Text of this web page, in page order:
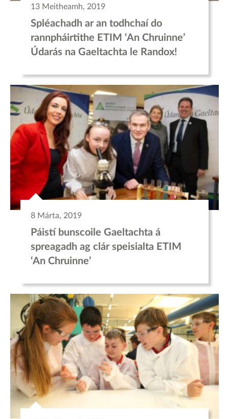
13 Meitheamh, 2019
Spléachadh ar an todhchaí do
rannpháirtithe ETIM ‘An Chruinne’
Údarás na Gaeltachta le Randox!
8 Márta, 2019
Páistí bunscoile Gaeltachta á
spreagadh ag clár speisialta ETIM
‘An Chruinne’